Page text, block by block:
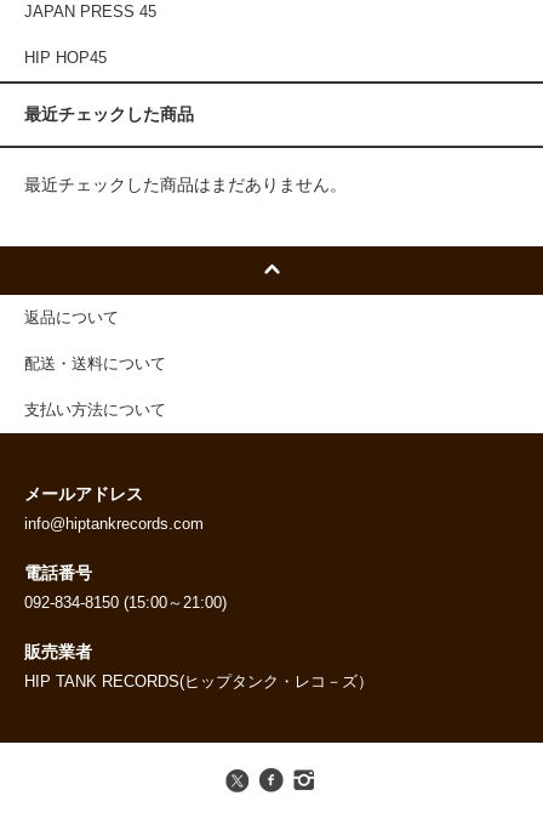
JAPAN PRESS 45
HIP HOP45
最近チェックした商品
最近チェックした商品はまだありません。
返品について
配送・送料について
支払い方法について
メールアドレス
info@hiptankrecords.com
電話番号
092-834-8150 (15:00～21:00)
販売業者
HIP TANK RECORDS(ヒップタンク・レコ－ズ）